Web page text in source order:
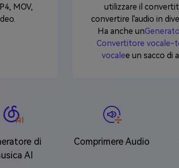
MOV,
utilizzare il
convertire l'audio in
Ha anche un
Convertitore vocale-
vocalee un sacco di
di
AI
Comprimere Audio